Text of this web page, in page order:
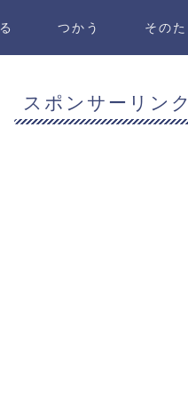
つかう そのた
スポンサーリンク